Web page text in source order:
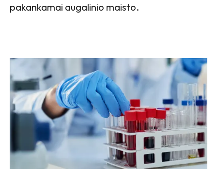
pakankamai augalinio maisto.